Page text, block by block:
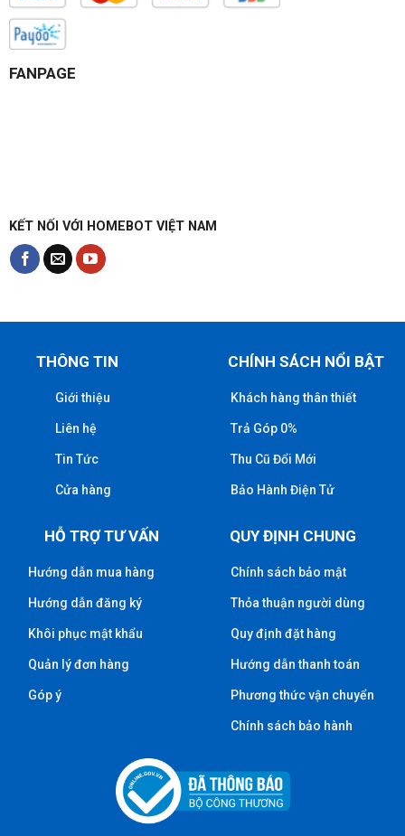
FANPAGE
KẾT NỐI VỚI HOMEBOT VIỆT NAM
THÔNG TIN
Giới thiệu
Liên hệ
Tin Tức
Cửa hàng
CHÍNH SÁCH NỔI BẬT
Khách hàng thân thiết
Trả Góp 0%
Thu Cũ Đổi Mới
Bảo Hành Điện Tử
HỖ TRỢ TƯ VẤN
Hướng dẫn mua hàng
Hướng dẫn đăng ký
Khôi phục mật khẩu
Quản lý đơn hàng
Góp ý
QUY ĐỊNH CHUNG
Chính sách bảo mật
Thỏa thuận người dùng
Quy định đặt hàng
Hướng dẫn thanh toán
Phương thức vận chuyển
Chính sách bảo hành